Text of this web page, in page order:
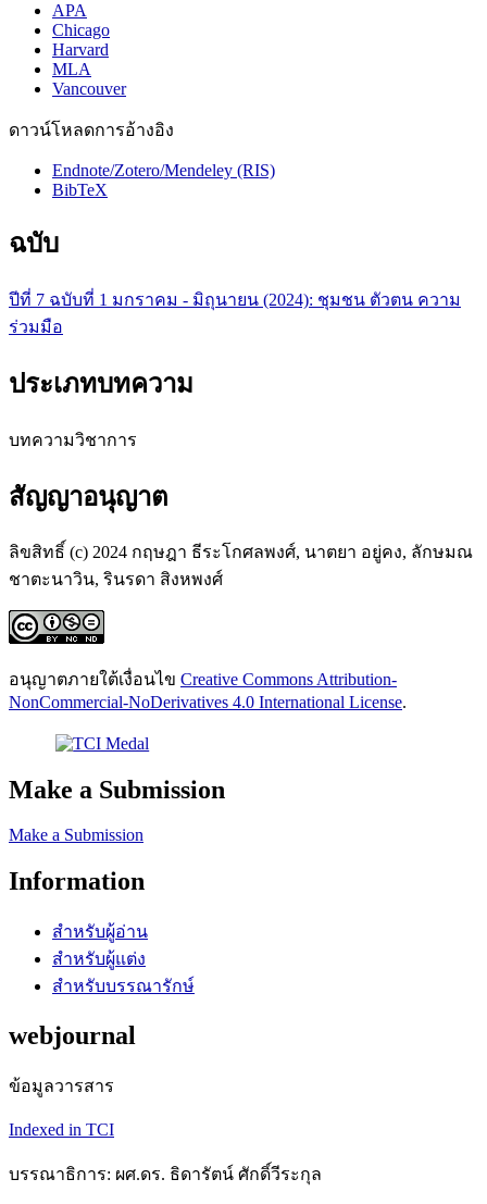
APA
Chicago
Harvard
MLA
Vancouver
ดาวน์โหลดการอ้างอิง
Endnote/Zotero/Mendeley (RIS)
BibTeX
ฉบับ
ปีที่ 7 ฉบับที่ 1 มกราคม - มิถุนายน (2024): ชุมชน ตัวตน ความ
ร่วมมือ
ประเภทบทความ
บทความวิชาการ
สัญญาอนุญาต
ลิขสิทธิ์ (c) 2024 กฤษฎา ธีระโกศลพงศ์, นาตยา อยู่คง, ลักษมณ
ชาตะนาวิน, รินรดา สิงหพงศ์
อนุญาตภายใต้เงื่อนไข Creative Commons Attribution-
NonCommercial-NoDerivatives 4.0 International License.
Make a Submission
Make a Submission
Information
สำหรับผู้อ่าน
สำหรับผู้แต่ง
สำหรับบรรณารักษ์
webjournal
ข้อมูลวารสาร
Indexed in TCI
บรรณาธิการ: ผศ.ดร. ธิดารัตน์ ศักดิ์วีระกุล